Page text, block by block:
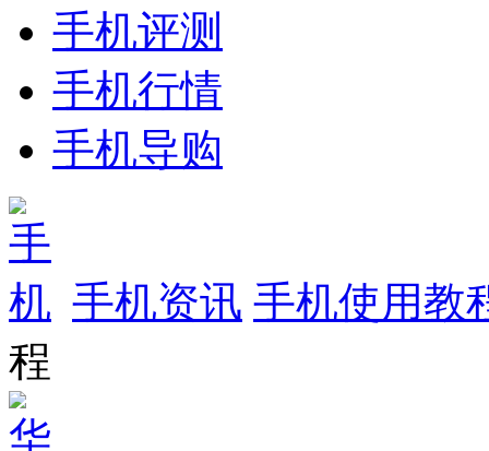
手机评测
手机行情
手机导购
手机资讯 手机使用教
程